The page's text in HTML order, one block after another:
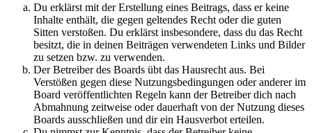
Du erklärst mit der Erstellung eines Beitrags, dass er keine
Inhalte enthält, die gegen geltendes Recht oder die guten
Sitten verstoßen. Du erklärst insbesondere, dass du das Recht
besitzt, die in deinen Beiträgen verwendeten Links und Bilder
zu setzen bzw. zu verwenden.
Der Betreiber des Boards übt das Hausrecht aus. Bei
Verstößen gegen diese Nutzungsbedingungen oder anderer im
Board veröffentlichten Regeln kann der Betreiber dich nach
Abmahnung zeitweise oder dauerhaft von der Nutzung dieses
Boards ausschließen und dir ein Hausverbot erteilen.